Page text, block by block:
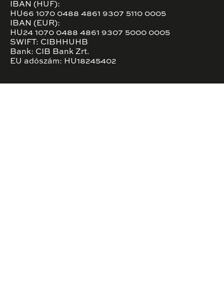
IBAN (HUF):
HU66 1070 0488 4861 9307 5110 0005
IBAN (EUR):
HU24 1070 0488 4861 9307 5000 0005
SWIFT: CIBHHUHB
Bank: CIB Bank Zrt.
EU adószám: HU18245402